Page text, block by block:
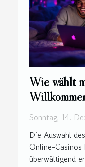
Wie wählt
Casinos?
Sonntag, 14.
Die Auswahl
Online-Casinos
überwältigend